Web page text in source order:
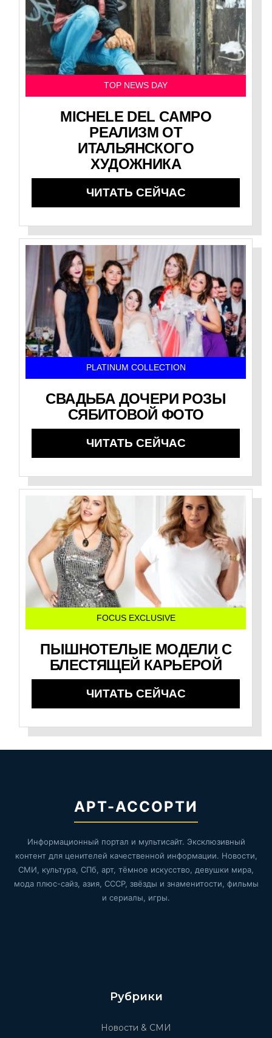
TOP NEWS DAY
MICHELE DEL CAMPO
РЕАЛИЗМ ОТ
ИТАЛЬЯНСКОГО
ХУДОЖНИКА
ЧИТАТЬ СЕЙЧАС
PLATINUM COLLECTION
СВАДЬБА ДОЧЕРИ РОЗЫ
СЯБИТОВОЙ ФОТО
ЧИТАТЬ СЕЙЧАС
FOCUS EXCLUSIVE
ПЫШНОТЕЛЫЕ МОДЕЛИ С
БЛЕСТЯЩЕЙ КАРЬЕРОЙ
ЧИТАТЬ СЕЙЧАС
АРТ-АССОРТИ
Информационный портал и мультисайт. Эксклюзивный
контент для ценителей качественной информации. Новости,
СМИ, культура, СПб, арт, тёмное искусство, девушки мира,
мода плюс-сайз, азия, СССР, звёзды и знаменитости, фильмы
и сериалы, игры.
Рубрики
Новости & СМИ